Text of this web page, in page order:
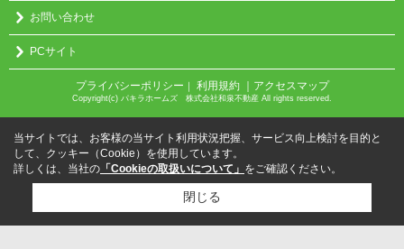
お問い合わせ
PCサイト
プライバシーポリシー 利用規約 ｜アクセスマップ
Copyright(c) パキラホームズ 株式会社和泉不動産 All rights reserved.
当サイトでは、お客様の当サイト利用状況把握、サービス向上検討を目的と
して、クッキー（Cookie）を使用しています。
詳しくは、当社の 「Cookieの取扱いについて」 をご確認ください。
閉じる